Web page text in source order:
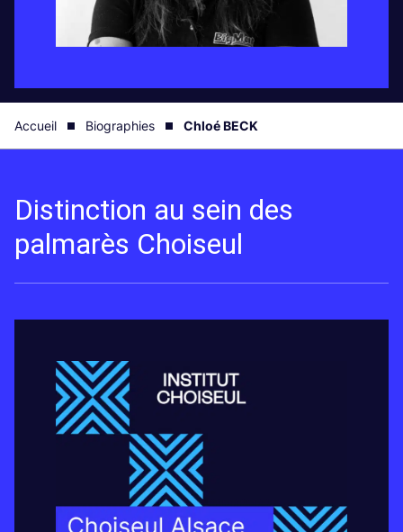
Accueil Biographies Chloé BECK
Distinction au sein des
palmarès Choiseul